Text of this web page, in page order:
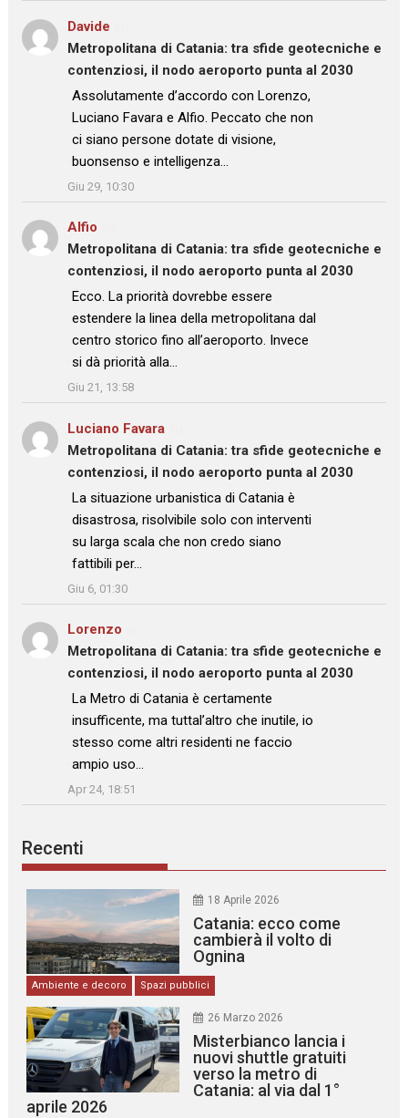
Davide
Metropolitana di Catania: tra sfide geotecniche e
contenziosi, il nodo aeroporto punta al 2030
: “
Assolutamente d’accordo con Lorenzo,
Luciano Favara e Alfio. Peccato che non
ci siano persone dotate di visione,
buonsenso e intelligenza…
”
Giu 29, 10:30
Alfio
Metropolitana di Catania: tra sfide geotecniche e
contenziosi, il nodo aeroporto punta al 2030
: “
Ecco. La priorità dovrebbe essere
estendere la linea della metropolitana dal
centro storico fino all’aeroporto. Invece
si dà priorità alla…
”
Giu 21, 13:58
Luciano Favara
Metropolitana di Catania: tra sfide geotecniche e
contenziosi, il nodo aeroporto punta al 2030
: “La situazione urbanistica di Catania è
disastrosa, risolvibile solo con interventi
su larga scala che non credo siano
fattibili per…
”
Giu 6, 01:30
Lorenzo
Metropolitana di Catania: tra sfide geotecniche e
contenziosi, il nodo aeroporto punta al 2030
: “La Metro di Catania è certamente
insufficente, ma tuttal’altro che inutile, io
stesso come altri residenti ne faccio
ampio uso…
”
Apr 24, 18:51
Recenti
18 Aprile 2026
Catania: ecco come
cambierà il volto di
Ognina
Ambiente e decoro Spazi pubblici
26 Marzo 2026
Misterbianco lancia i
nuovi shuttle gratuiti
verso la metro di
Catania: al via dal 1°
aprile 2026